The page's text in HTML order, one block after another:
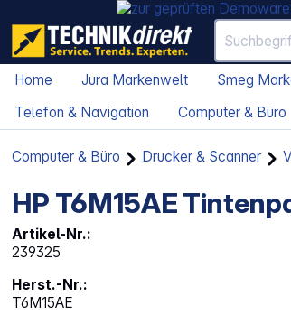
Home Jura Markenwelt Smeg
Telefon & Navigation
Computer & Büro
Computer & Büro Drucker & Scanner
HP T6M15AE
Artikel-Nr.:
239325
Herst.-Nr.:
T6M15AE